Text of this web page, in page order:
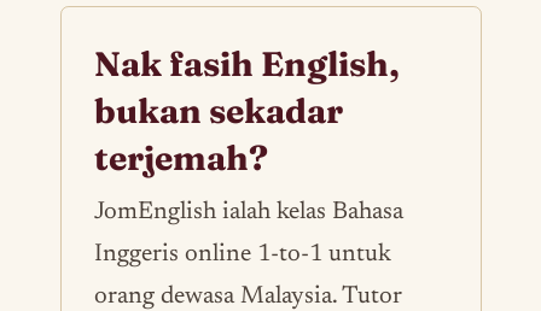
Nak fasih English,
bukan sekadar
terjemah?
JomEnglish ialah kelas Bahasa
Inggeris online 1-to-1 untuk
orang dewasa Malaysia. Tutor